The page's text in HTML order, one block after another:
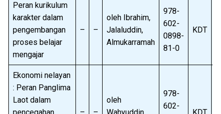
Peran kurikulum
karakter dalam
pengembangan
proses belajar
mengajar
– –
oleh Ibrahim,
Jalaluddin,
Almukarramah
978-
602-
0898-
81-0
KDT
Ekonomi nelayan
: Peran Panglima
Laot dalam
oleh
978-
602-